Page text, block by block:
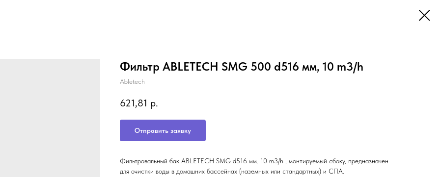
Фильтр ABLETECH SMG 500 d516 мм, 10 m3/h
Abletech
621,81 р.
Отправить заявку
Фильтровальный бак ABLETECH SMG d516 мм. 10 m3/h , монтируемый сбоку, предназначен
для очистки воды в домашних бассейнах (наземных или стандартных) и СПА.